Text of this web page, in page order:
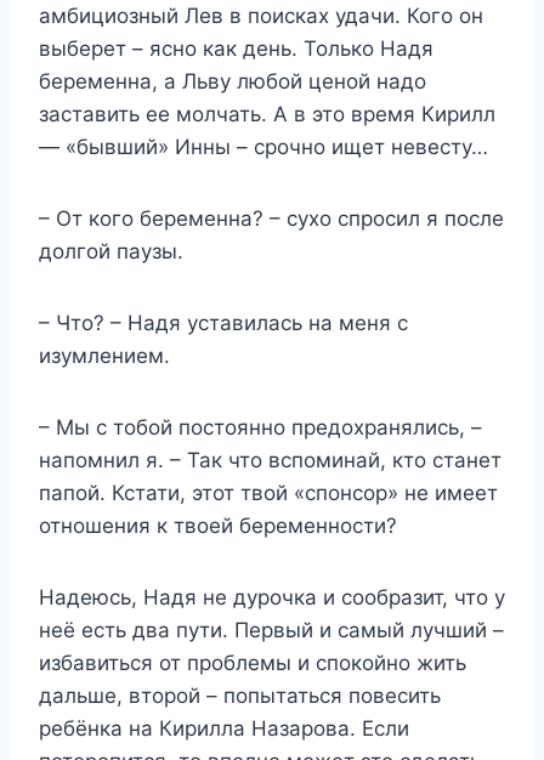
амбициозный Лев в поисках удачи. Кого он
выберет – ясно как день. Только Надя
беременна, а Льву любой ценой надо
заставить ее молчать. А в это время Кирилл
— «бывший» Инны – срочно ищет невесту…
– От кого беременна? – сухо спросил я после
долгой паузы.
– Что? – Надя уставилась на меня с
изумлением.
– Мы с тобой постоянно предохранялись, –
напомнил я. – Так что вспоминай, кто станет
папой. Кстати, этот твой «спонсор» не имеет
отношения к твоей беременности?
Надеюсь, Надя не дурочка и сообразит, что у
неё есть два пути. Первый и самый лучший –
избавиться от проблемы и спокойно жить
дальше, второй – попытаться повесить
ребёнка на Кирилла Назарова. Если